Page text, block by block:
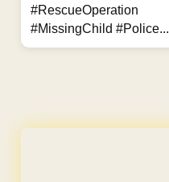
#RescueOperation
#MissingChild #Police...